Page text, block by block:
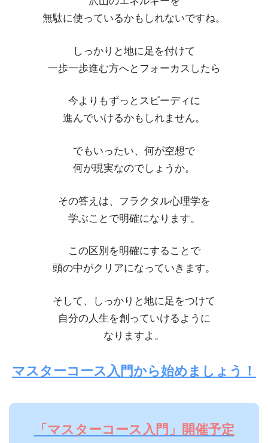
無駄に使っているかもしれないですね。
しっかりと地に足を付けて
一歩一歩進む方へとフォーカスしたら
今よりもずっとスピーディに
進んでいけるかもしれません。
でもいったい、何が空想で
何が現実なのでしょうか。
その答えは、フラクタル心理学を
学ぶことで明確になります。
この区別を明確にすることで
頭の中がクリアになっていきます。
そして、しっかりと地に足をつけて
自分の人生を創っていけるように
なりますよ。
マスターコース入門から始めましょう！
「マスターコース入門」開催予定